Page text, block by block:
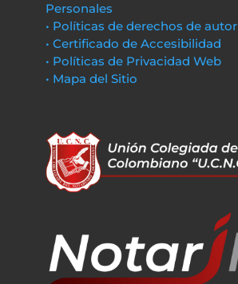
Personales
• Políticas de derechos de autor
• Certificado de Accesibilidad
• Políticas de Privacidad Web
• Mapa del Sitio